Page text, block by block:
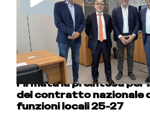
La fraternità al centro
dell’economia
Cuneo
Firmata la preintesa per
del contratto nazionale
funzioni locali 25-27